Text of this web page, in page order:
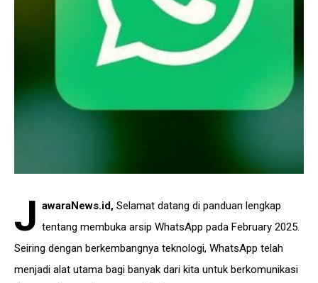
J awaraNews.id, Selamat datang di panduan lengkap
tentang membuka arsip WhatsApp pada February 2025.
Seiring dengan berkembangnya teknologi, WhatsApp telah
menjadi alat utama bagi banyak dari kita untuk berkomunikasi